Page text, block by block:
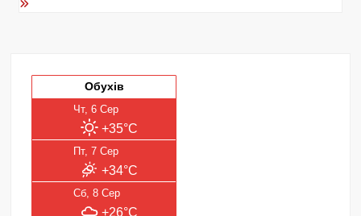
Обухів
Чт, 6 Сер
+35°C
Пт, 7 Сер
+34°C
Сб, 8 Сер
+26°C